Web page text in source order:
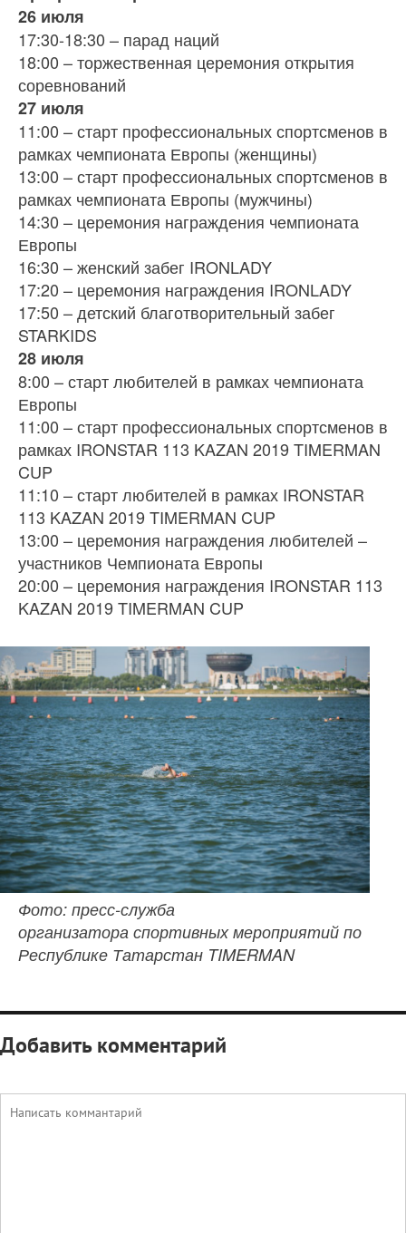
26 июля
17:30-18:30 – парад наций
18:00 – торжественная церемония открытия
соревнований
27 июля
11:00 – старт профессиональных спортсменов в
рамках чемпионата Европы (женщины)
13:00 – старт профессиональных спортсменов в
рамках чемпионата Европы (мужчины)
14:30 – церемония награждения чемпионата
Европы
16:30 – женский забег IRONLADY
17:20 – церемония награждения IRONLADY
17:50 – детский благотворительный забег
STARKIDS
28 июля
8:00 – старт любителей в рамках чемпионата
Европы
11:00 – старт профессиональных спортсменов в
рамках IRONSTAR 113 KAZAN 2019 TIMERMAN
CUP
11:10 – старт любителей в рамках IRONSTAR
113 KAZAN 2019 TIMERMAN CUP
13:00 – церемония награждения любителей –
участников Чемпионата Европы
20:00 – церемония награждения IRONSTAR 113
KAZAN 2019 TIMERMAN CUP
Фото: пресс-служба
организатора спортивных мероприятий по
Республике Татарстан TIMERMAN
Добавить комментарий